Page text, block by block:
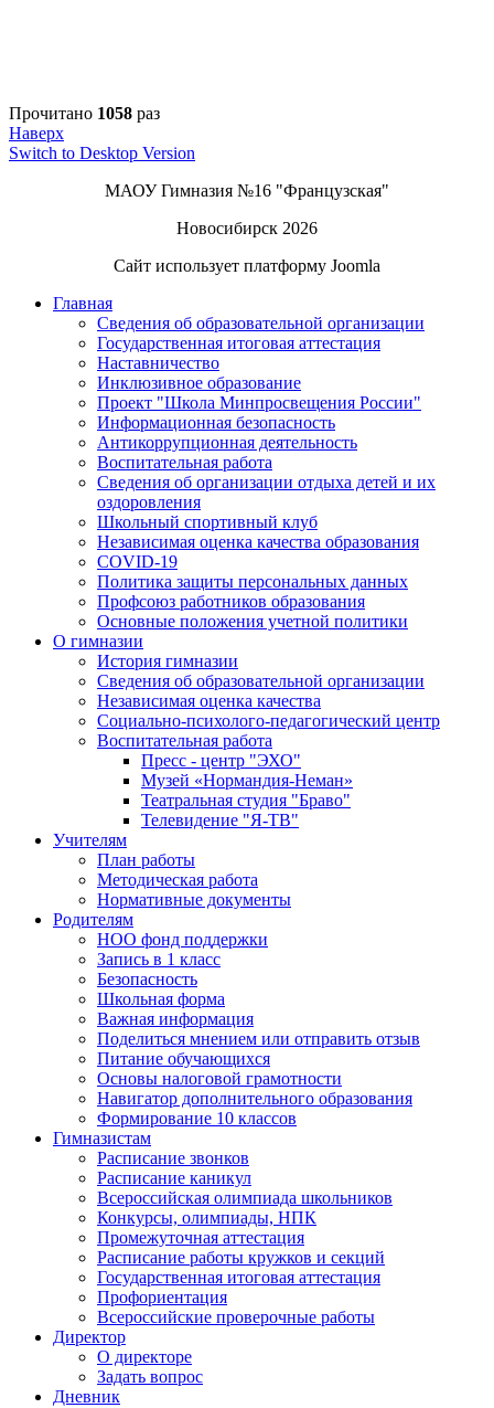
Прочитано 1058 раз
Наверх
Switch to Desktop Version
МАОУ Гимназия №16 "Французская"
Новосибирск 2026
Сайт использует платформу Joomla
Главная
Сведения об образовательной организации
Государственная итоговая аттестация
Наставничество
Инклюзивное образование
Проект "Школа Минпросвещения России"
Информационная безопасность
Антикоррупционная деятельность
Воспитательная работа
Сведения об организации отдыха детей и их
оздоровления
Школьный спортивный клуб
Независимая оценка качества образования
COVID-19
Политика защиты персональных данных
Профсоюз работников образования
Основные положения учетной политики
О гимназии
История гимназии
Сведения об образовательной организации
Независимая оценка качества
Социально-психолого-педагогический центр
Воспитательная работа
Пресс - центр "ЭХО"
Музей «Нормандия-Неман»
Театральная студия "Браво"
Телевидение "Я-ТВ"
Учителям
План работы
Методическая работа
Нормативные документы
Родителям
НОО фонд поддержки
Запись в 1 класс
Безопасность
Школьная форма
Важная информация
Поделиться мнением или отправить отзыв
Питание обучающихся
Основы налоговой грамотности
Навигатор дополнительного образования
Формирование 10 классов
Гимназистам
Расписание звонков
Расписание каникул
Всероссийская олимпиада школьников
Конкурсы, олимпиады, НПК
Промежуточная аттестация
Расписание работы кружков и секций
Государственная итоговая аттестация
Профориентация
Всероссийские проверочные работы
Директор
О директоре
Задать вопрос
Дневник